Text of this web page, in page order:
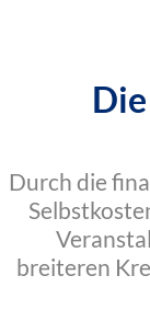
Durch die
breiteren